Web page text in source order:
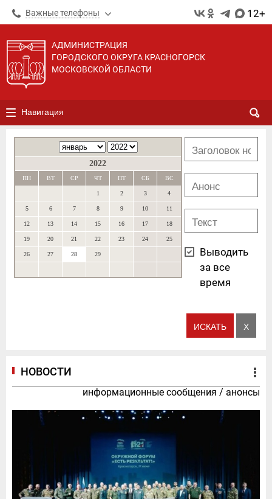
Важные телефоны 12+
АДМИНИСТРАЦИЯ
ГОРОДСКОГО ОКРУГА КРАСНОГОРСК
МОСКОВСКОЙ ОБЛАСТИ
Навигация
2022
ПН ВТ СР ЧТ ПТ СБ ВС
1 2 3 4
5 6 7 8 9 10 11
12 13 14 15 16 17 18
19 20 21 22 23 24 25
26 27 28 29
Выводить
за все
время
НОВОСТИ
информационные сообщения / анонсы